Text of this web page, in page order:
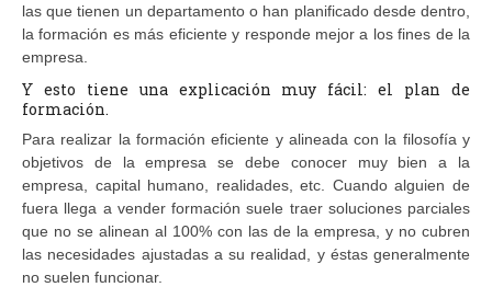
las que tienen un departamento o han planificado desde dentro,
la formación es más eficiente y responde mejor a los fines de la
empresa.
Y esto tiene una explicación muy fácil: el plan de
formación.
Para realizar la formación eficiente y alineada con la filosofía y
objetivos de la empresa se debe conocer muy bien a la
empresa, capital humano, realidades, etc. Cuando alguien de
fuera llega a vender formación suele traer soluciones parciales
que no se alinean al 100% con las de la empresa, y no cubren
las necesidades ajustadas a su realidad, y éstas generalmente
no suelen funcionar.